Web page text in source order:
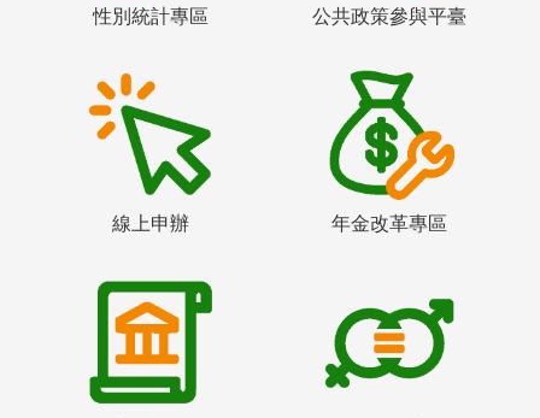
性別統計專區 公共政策參與平臺
線上申辦 年金改革專區